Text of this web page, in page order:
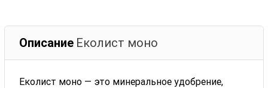
Описание Еколист моно
Еколист моно — это минеральное удобрение,